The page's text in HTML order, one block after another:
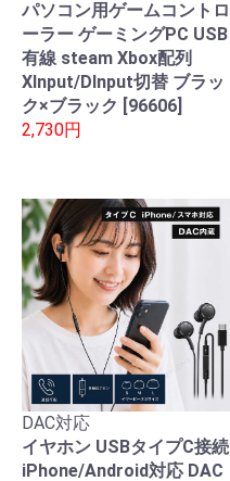
パソコン用ゲームコントロ
ーラー ゲーミングPC USB
有線 steam Xbox配列
XInput/DInput切替 ブラッ
ク×ブラック [96606]
2,730円
DAC対応
イヤホン USBタイプC接続
iPhone/Android対応 DAC